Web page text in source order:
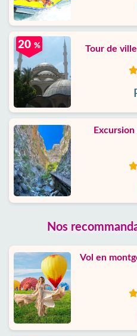
Tour de
20 %
Nos
Vol en